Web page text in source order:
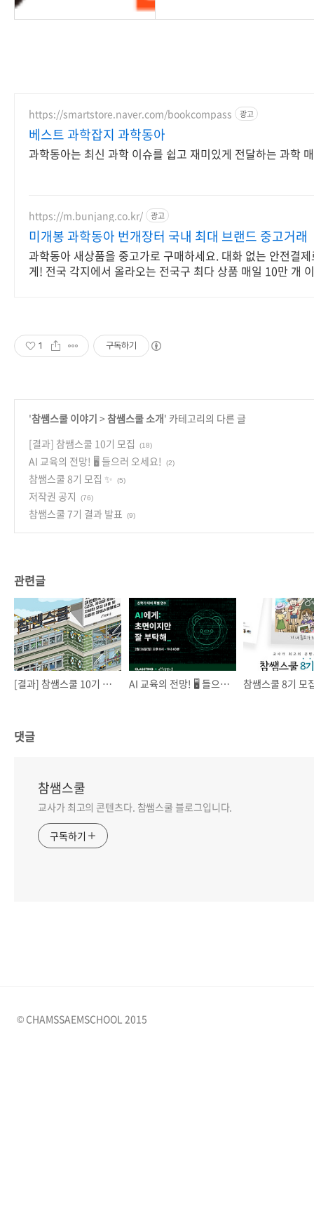
https://smartstore.naver.com/bookcompass 광고
베스트 과학잡지 과학동아
과학동아는 최신 과학 이슈를 쉽고 재미있게 전달하는 과학
https://m.bunjang.co.kr/ 광고
미개봉 과학동아 번개장터 국내 최대 브랜드 중고거래
과학동아 새상품을 중고가로 구매하세요. 대화 없는 안전결
게! 전국 각지에서 올라오는 전국구 최다 상품 매일 10만 개
1 구독하기
'참쌤스쿨 이야기 > 참쌤스쿨 소개' 카테고리의 다른 글
[결과] 참쌤스쿨 10기 모집
(18)
AI 교육의 전망! 🖥️ 들으러 오세요! (2)
참쌤스쿨 8기 모집 ✨ (5)
저작권 공지 (76)
참쌤스쿨 7기 결과 발표 (9)
관련글
[결과] 참쌤스쿨 10기 모집 AI 교육의 전망! 🖥️ 들으러 오세요! 참쌤스쿨 8기 모
댓글
참쌤스쿨
교사가 최고의 콘텐츠다. 참쌤스쿨 블로그입니다.
구독하기
© CHAMSSAEMSCHOOL 2015